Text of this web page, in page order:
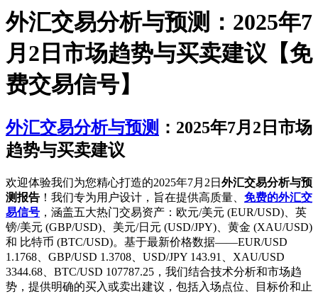
外汇交易分析与预测：2025年7
月2日市场趋势与买卖建议【免
费交易信号】
外汇交易分析与预测 ：2025年7月2日市场
趋势与买卖建议
欢迎体验我们为您精心打造的2025年7月2日 外汇交易分析与预
测报告 ！我们专为用户设计，旨在提供高质量、 免费的外汇交
易信号 ，涵盖五大热门交易资产：欧元/美元 (EUR/USD)、英
镑/美元 (GBP/USD)、美元/日元 (USD/JPY)、黄金 (XAU/USD)
和 比特币 (BTC/USD)。基于最新价格数据——EUR/USD
1.1768、GBP/USD 1.3708、USD/JPY 143.91、XAU/USD
3344.68、BTC/USD 107787.25，我们结合技术分析和市场趋
势，提供明确的买入或卖出建议，包括入场点位、目标价和止